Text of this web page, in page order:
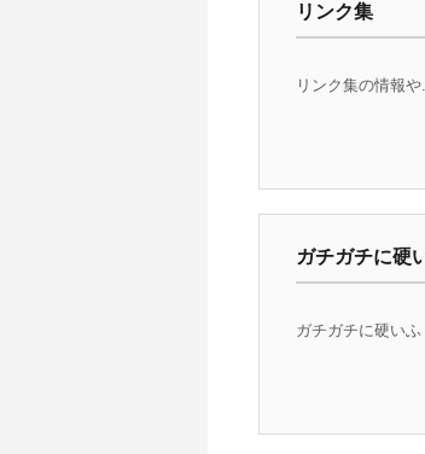
リンク集
リンク集の情報や
ガチガチに硬
ガチガチに硬い